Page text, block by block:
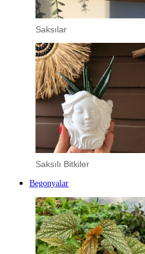
Saksılar
Saksılı Bitkiler
Begonyalar